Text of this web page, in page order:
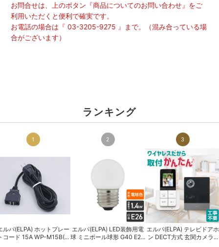
お問合せは、上のボタン『商品についてのお問い合わせ』をご
利用いただくと便利で確実です。
お電話の場合は『 03-3205-9275 』まで。（混み合っている場
合がございます）
ランキング
1
ルパ(ELPA) ホットプレー
コード 15A WP-M15B(...
2
エルパ(ELPA) LED装飾用電
球 ミニボール球形 G40 E2...
3
エルパ(ELPA) テレビドアホ
ン DECT方式 玄関カメラ...